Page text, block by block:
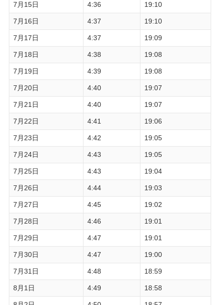
7月15日 4:36 19:10
7月16日 4:37 19:10
7月17日 4:37 19:09
7月18日 4:38 19:08
7月19日 4:39 19:08
7月20日 4:40 19:07
7月21日 4:40 19:07
7月22日 4:41 19:06
7月23日 4:42 19:05
7月24日 4:43 19:05
7月25日 4:43 19:04
7月26日 4:44 19:03
7月27日 4:45 19:02
7月28日 4:46 19:01
7月29日 4:47 19:01
7月30日 4:47 19:00
7月31日 4:48 18:59
8月1日 4:49 18:58